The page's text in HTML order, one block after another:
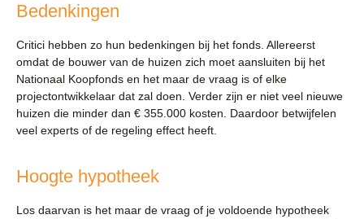
Bedenkingen
Critici hebben zo hun bedenkingen bij het fonds. Allereerst
omdat de bouwer van de huizen zich moet aansluiten bij het
Nationaal Koopfonds en het maar de vraag is of elke
projectontwikkelaar dat zal doen. Verder zijn er niet veel nieuwe
huizen die minder dan € 355.000 kosten. Daardoor betwijfelen
veel experts of de regeling effect heeft.
Hoogte hypotheek
Los daarvan is het maar de vraag of je voldoende hypotheek